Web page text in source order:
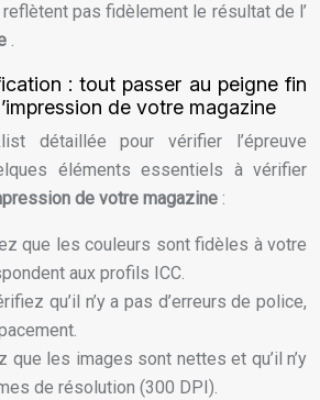
pas fidèlement le résultat de l’
.
: tout passer au peigne fin
de votre magazine
détaillée pour vérifier l’épreuve
éléments essentiels à vérifier
de votre magazine :
que les couleurs sont fidèles à votre
aux profils ICC.
qu’il n’y a pas d’erreurs de police,
que les images sont nettes et qu’il n’y
de résolution (300 DPI).